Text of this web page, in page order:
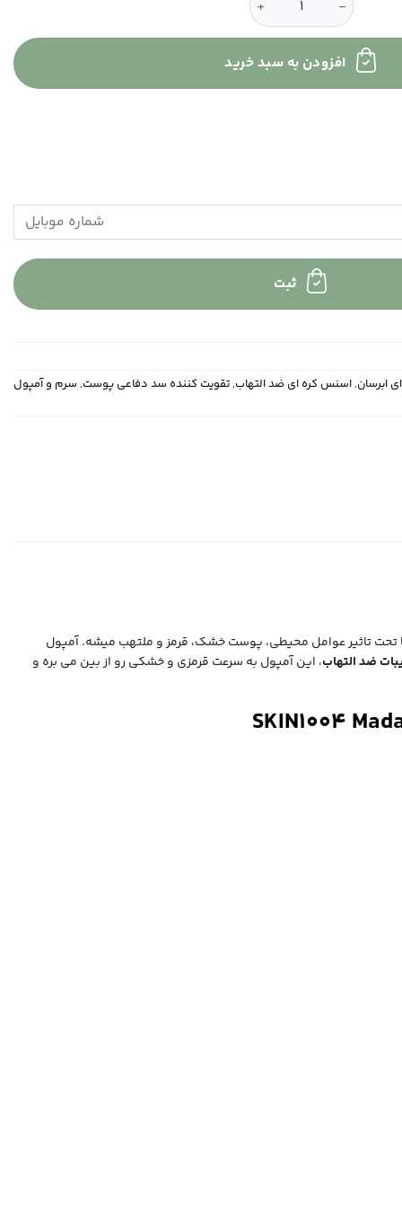
1004 عدد
افزودن به سبد خرید
ثبت
ابرسان,اسنس کره ای ضد التهاب,تقویت کننده سد دفاعی پوست, سرم و آمپول
تحت تاثیر عوامل محیطی، پوست خشک، قرمز و ملتهب میشه. آمپول
ضد التهاب، این آمپول به سرعت قرمزی و خشکی رو از بین می‌ بره و